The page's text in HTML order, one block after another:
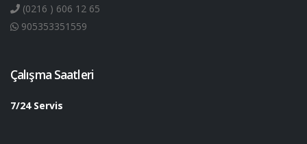
(0216 ) 606 12 65
905353351559
Çalışma Saatleri
7/24 Servis